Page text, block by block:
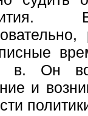
в. Он
и